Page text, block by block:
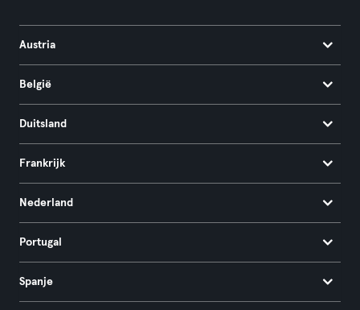
Austria
België
Duitsland
Frankrijk
Nederland
Portugal
Spanje